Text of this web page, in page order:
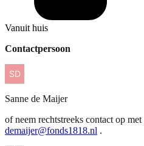
Vanuit huis
Contactpersoon
Sanne de Maijer
of neem rechtstreeks contact op
demaijer@fonds1818.nl .